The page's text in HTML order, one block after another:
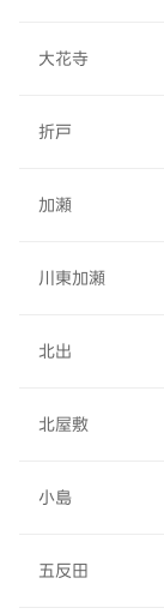
大花寺
折戸
加瀬
川東加瀬
北出
北屋敷
小島
五反田